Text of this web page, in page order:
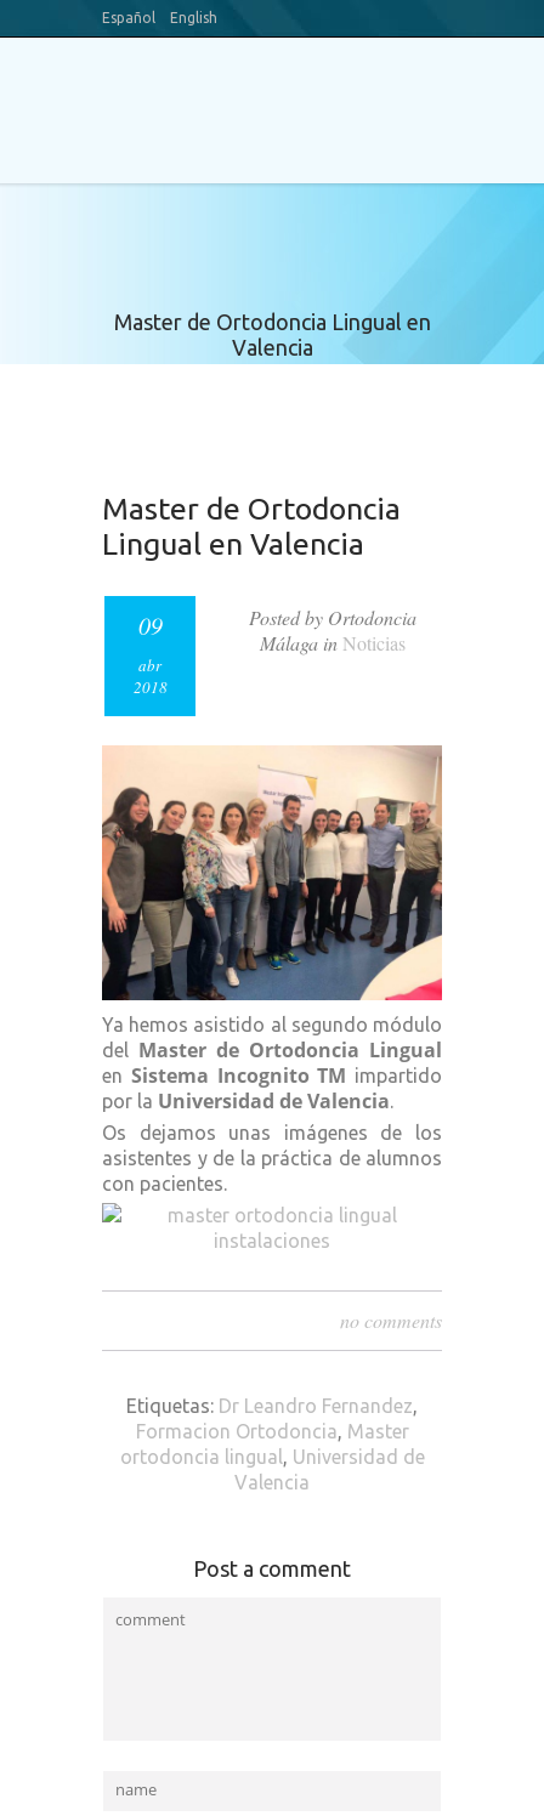
Español English
Master de Ortodoncia Lingual en
Valencia
Master de Ortodoncia
Lingual en Valencia
Posted by Ortodoncia
Málaga in Noticias
09
abr
2018
Ya hemos asistido al segundo módulo
del Master de Ortodoncia Lingual
en Sistema Incognito TM impartido
por la Universidad de Valencia.
Os dejamos unas imágenes de los
asistentes y de la práctica de alumnos
con pacientes.
no comments
Etiquetas: Dr Leandro Fernandez,
Formacion Ortodoncia, Master
ortodoncia lingual, Universidad de
Valencia
Post a comment